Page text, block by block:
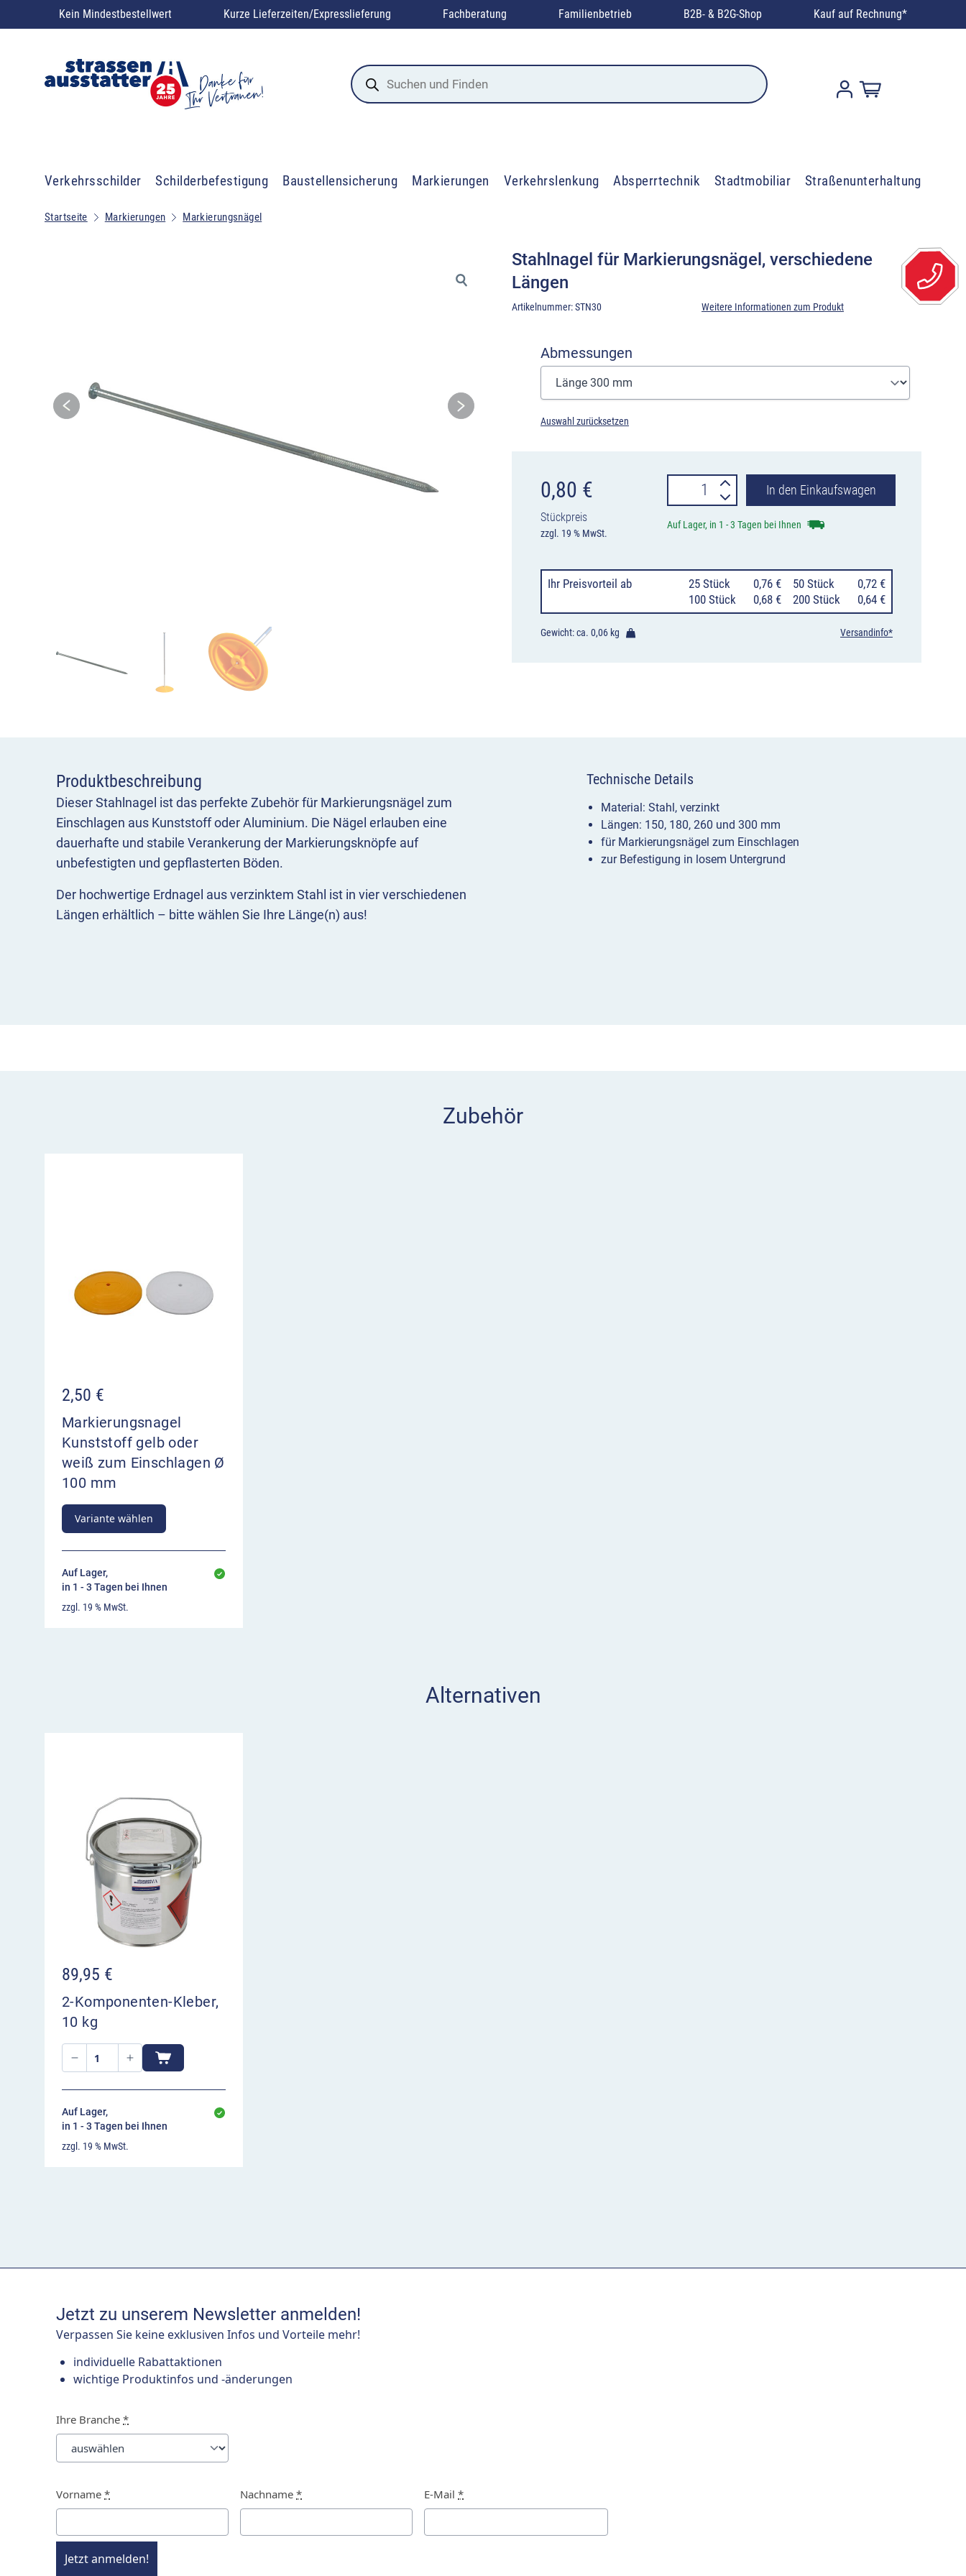
Kein Mindestbestellwert Kurze Lieferzeiten/Expresslieferung Fachberatung Familienbetrieb B2B- & B2G-Shop Kauf auf Rechnung*
Products
search
Verkehrsschilder Schilderbefestigung Baustellensicherung Markierungen Verkehrslenkung Absperrtechnik Stadtmobiliar Straßenunterhaltung
Startseite Markierungen Markierungsnägel
Stahlnagel für Markierungsnägel, verschiedene
Längen
Artikelnummer:STN30 Weitere Informationen zum Produkt
Abmessungen
Auswahl zurücksetzen
0,80 €
Stückpreis
zzgl. 19 % MwSt.
Stahlnagel
für
verschiedene
Längen
Menge
In den Einkaufswagen
Auf Lager, in 1 - 3 Tagen bei Ihnen
Ihr Preisvorteil ab 25 Stück 0,76 € 50 Stück
0,72 €
100 Stück
0,68 € 200 Stück 0,64 €
Gewicht: ca. 0,06 kg Versandinfo*
Produktbeschreibung
Dieser Stahlnagel ist das perfekte Zubehör für Markierungsnägel zum
Einschlagen aus Kunststoff oder Aluminium. Die Nägel erlauben eine
dauerhafte und stabile Verankerung der Markierungsknöpfe auf
unbefestigten und gepflasterten Böden.
Der hochwertige Erdnagel aus verzinktem Stahl ist in vier verschiedenen
Längen erhältlich – bitte wählen Sie Ihre Länge(n) aus!
Technische Details
Material: Stahl, verzinkt
Längen: 150, 180, 260 und 300 mm
für Markierungsnägel zum Einschlagen
zur Befestigung in losem Untergrund
Zubehör
2,50 €
Markierungsnagel
Kunststoff gelb oder
weiß zum Einschlagen Ø
100 mm
Variante wählen
Auf Lager,
in 1 - 3 Tagen bei Ihnen
zzgl. 19 % MwSt.
Alternativen
89,95 €
2-Komponenten-Kleber,
10 kg
Auf Lager,
in 1 - 3 Tagen bei Ihnen
zzgl. 19 % MwSt.
Jetzt zu unserem Newsletter anmelden!
Verpassen Sie keine exklusiven Infos und Vorteile mehr!
individuelle Rabattaktionen
wichtige Produktinfos und -änderungen
Ihre Branche *
Vorname * Nachname * E-Mail *
Jetzt anmelden!